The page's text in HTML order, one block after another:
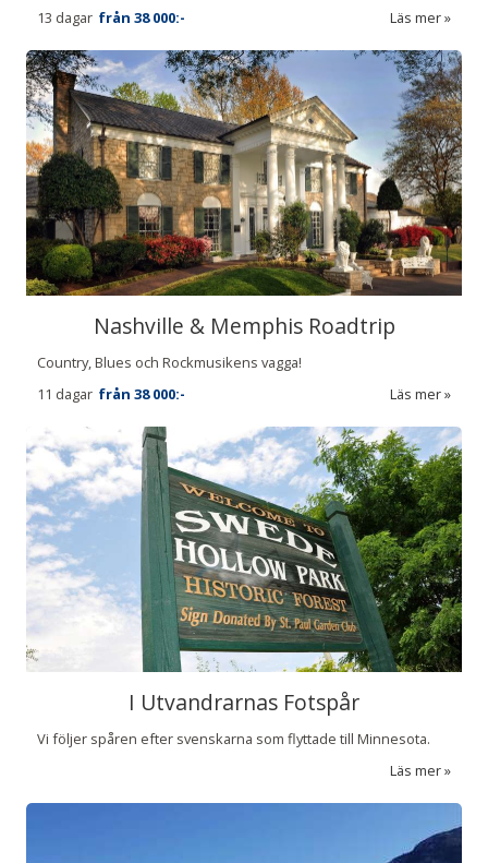
13 dagar från 38 000:- Läs mer
Nashville & Memphis Roadtrip
Country, Blues och Rockmusikens vagga!
11 dagar från 38 000:- Läs mer
I Utvandrarnas Fotspår
Vi följer spåren efter svenskarna som flyttade till Minnesota.
Läs mer